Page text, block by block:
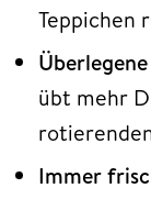
Teppichen
übt mehr
Immer